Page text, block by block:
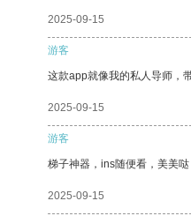
2025-09-15
游客
这款app就像我的私人导师，
2025-09-15
游客
梯子神器，ins随便看，美美哒
2025-09-15